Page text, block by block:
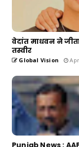
वेदांत माधवन ने
तस्वीर
Global Vision